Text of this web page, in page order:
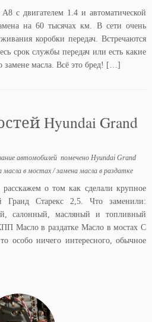
с двигателем 1.4 и автоматической
на 60 тысячах км. В сети очень
коробки передач. Встречаются
срок службы передач или есть какие
масла. Всё это бред! […]
Hyundai Grand
автомобилей помечено Hyundai Grand
масла в мостах/замена масла в раздатке
о том как сделали крупное
Старекс 2,5. Что заменили:
салонный, масляный и топливный
Масло в раздатке Масло в мостах С
особо ничего интересного, обычное